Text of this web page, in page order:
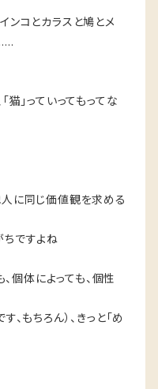
ンコとカラスと鳩とメ
猫」っていってもってな
に同じ価値観を求める
ですよね
、個体によっても、個性
もちろん）、きっと「め